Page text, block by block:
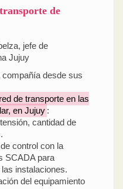
de
jefe de
Jujuy
desde sus
de transporte en las
en Jujuy :
cantidad de
control con la
SCADA para
instalaciones.
del equipamiento